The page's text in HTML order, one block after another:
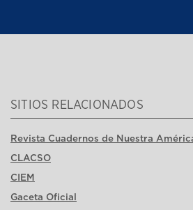
SITIOS RELACIONADOS
Revista Cuadernos de Nuestra
CLACSO
CIEM
Gaceta Oficial